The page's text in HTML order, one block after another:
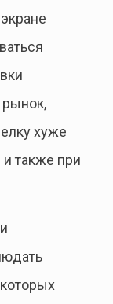
хуже
также при